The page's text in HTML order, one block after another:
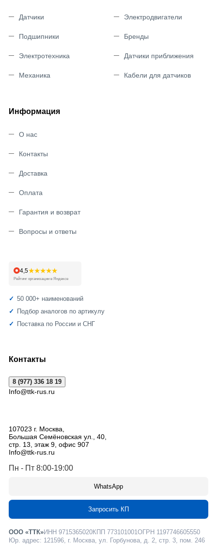
Датчики
Подшипники
Электротехника
Механика
Электродвигатели
Бренды
Датчики приближения
Кабели для датчиков
Информация
О нас
Контакты
Доставка
Оплата
Гарантия и возврат
Вопросы и ответы
4,5★★★★★
Рейтинг организации в Яндексе
50 000+ наименований
Подбор аналогов по артикулу
Поставка по России и СНГ
Контакты
8 (977) 336 18 19
Info@ttk-rus.ru
107023 г. Москва,
Большая Семёновская ул., 40,
стр. 13, этаж 9, офис 907
Info@ttk-rus.ru
Пн - Пт 8:00-19:00
WhatsApp
Запросить КП
ООО «ТТК»ИНН 9715365020КПП 773101001ОГРН 1197746605550
Юр. адрес: 121596, г. Москва, ул. Горбунова, д. 2, стр. 3, пом. 246